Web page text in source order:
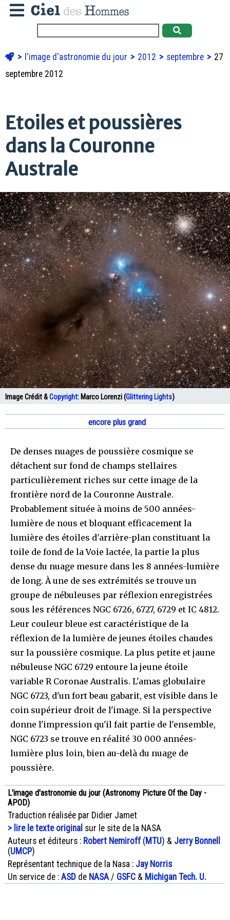
l'image d'astronomie du jour 2012 septembre
27
septembre 2012
Etoiles et poussières
dans la Couronne
Australe
Image Crédit &Copyright: Marco Lorenzi (Glittering Lights)
encore plus grand
De denses nuages de poussière cosmique se
détachent sur fond de champs stellaires
particulièrement riches sur cette image de la
frontière nord de la Couronne Australe.
Probablement située à moins de 500 années-
lumière de nous et bloquant efficacement la
lumière des étoiles d'arrière-plan constituant la
toile de fond de la Voie lactée, la partie la plus
dense du nuage mesure dans les 8 années-lumière
de long. À une de ses extrémités se trouve un
groupe de nébuleuses par réflexion enregistrées
sous les références NGC 6726, 6727, 6729 et IC 4812.
Leur couleur bleue est caractéristique de la
réflexion de la lumière de jeunes étoiles chaudes
sur la poussière cosmique. La plus petite et jaune
nébuleuse NGC 6729 entoure la jeune étoile
variable R Coronae Australis. L'amas globulaire
NGC 6723, d'un fort beau gabarit, est visible dans le
coin supérieur droit de l'image. Si la perspective
donne l'impression qu'il fait partie de l'ensemble,
NGC 6723 se trouve en réalité 30 000 années-
lumière plus loin, bien au-delà du nuage de
poussière.
L'image d'astronomie du jour (Astronomy Picture Of the Day -
APOD)
Traduction réalisée par Didier Jamet
> lire le texte original sur le site de la NASA
Auteurs et éditeurs : Robert Nemiroff(MTU) & Jerry Bonnell
(UMCP)
Représentant technique de la Nasa : Jay Norris
Un service de : ASD de NASA / GSFC & Michigan Tech. U.